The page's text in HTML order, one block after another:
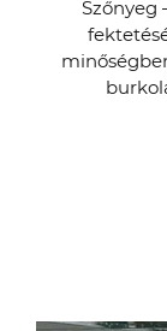
Szőnyeg